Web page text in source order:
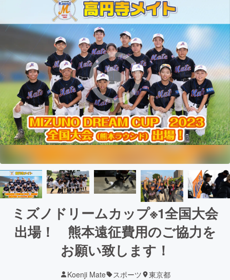
ミズノドリームカップ※1全国大会
出場！ 熊本遠征費用のご協力を
お願い致します！
Koenji Mate スポーツ 東京都